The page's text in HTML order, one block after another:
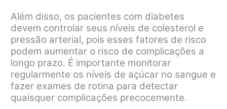
Além disso, os pacientes com diabetes
devem controlar seus níveis de colesterol e
pressão arterial, pois esses fatores de risco
podem aumentar o risco de complicações a
longo prazo. É importante monitorar
regularmente os níveis de açúcar no sangue e
fazer exames de rotina para detectar
quaisquer complicações precocemente.